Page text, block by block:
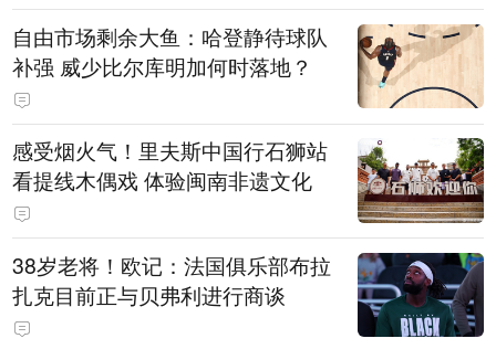
自由市场剩余大鱼：哈登静待球队
补强 威少比尔库明加何时落地？
感受烟火气！里夫斯中国行石狮站
看提线木偶戏 体验闽南非遗文化
38岁老将！欧记：法国俱乐部布拉
扎克目前正与贝弗利进行商谈